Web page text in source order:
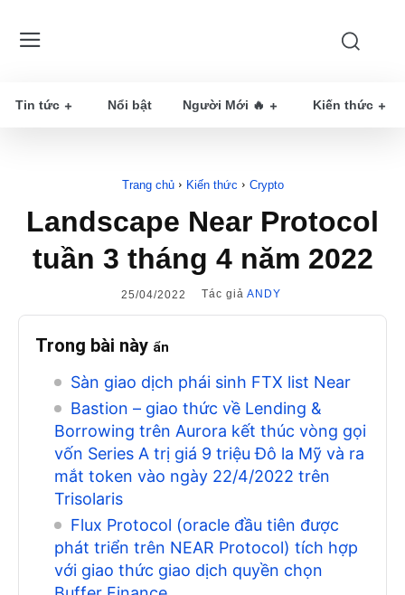
Tin tức Nổi bật Người Mới 🔥 Kiến thức
Trang chủ Kiến thức Crypto
Landscape Near Protocol
tuần 3 tháng 4 năm 2022
25/04/2022 Tác giả ANDY
Trong bài này ẩn
Sàn giao dịch phái sinh FTX list Near
Bastion – giao thức về Lending &
Borrowing trên Aurora kết thúc vòng gọi
vốn Series A trị giá 9 triệu Đô la Mỹ và ra
mắt token vào ngày 22/4/2022 trên
Trisolaris
Flux Protocol (oracle đầu tiên được
phát triển trên NEAR Protocol) tích hợp
với giao thức giao dịch quyền chọn